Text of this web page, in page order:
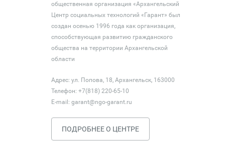
общественная организация «Архангельский
Центр социальных технологий «Гарант» был
создан осенью 1996 года как организация,
способствующая развитию гражданского
общества на территории Архангельской
области
Адрес: ул. Попова, 18, Архангельск, 163000
Телефон: +7(818) 220-65-10
E-mail: garant@ngo-garant.ru
ПОДРОБНЕЕ О ЦЕНТРЕ